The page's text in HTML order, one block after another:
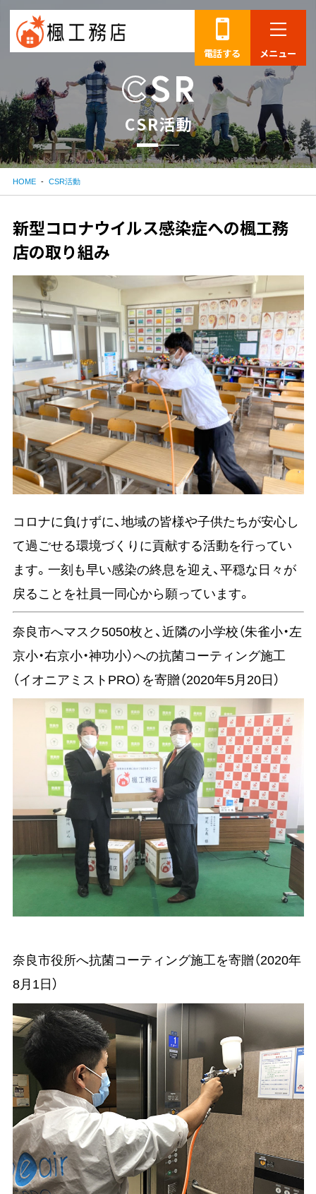
電話する メニュー
CSR活動
HOME CSR活動
新型コロナウイルス感染症への楓工務
店の取り組み
コロナに負けずに、地域の皆様や子供たちが安心し
て過ごせる環境づくりに貢献する活動を行ってい
ます。一刻も早い感染の終息を迎え、平穏な日々が
戻ることを社員一同心から願っています。
奈良市へマスク5050枚と、近隣の小学校（朱雀小・左
京小・右京小・神功小）への抗菌コーティング施工
（イオニアミストPRO）を寄贈（2020年5月20日）
奈良市役所へ抗菌コーティング施工を寄贈（2020年
8月1日）